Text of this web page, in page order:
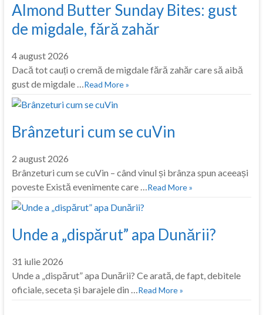
Almond Butter Sunday Bites: gust
de migdale, fără zahăr
4 august 2026
Dacă tot cauți o cremă de migdale fără zahăr care să aibă
gust de migdale …Read More »
Brânzeturi cum se cuVin
2 august 2026
Brânzeturi cum se cuVin – când vinul și brânza spun aceeași
poveste Există evenimente care …Read More »
Unde a „dispărut” apa Dunării?
31 iulie 2026
Unde a „dispărut” apa Dunării? Ce arată, de fapt, debitele
oficiale, seceta și barajele din …Read More »